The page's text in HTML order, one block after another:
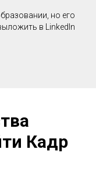
но его
в LinkedIn
Кадр